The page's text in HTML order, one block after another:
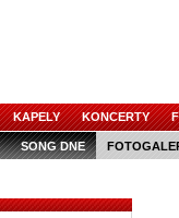
KAPELY KONCERTY
SONG DNE